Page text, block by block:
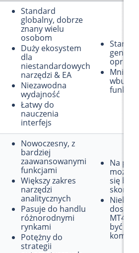
Standard
globalny, dobrze
znany wielu
osobom
Duży ekosystem
dla
niestandardowych
narzędzi & EA
Niezawodna
wydajność
Łatwy do
nauczenia
interfejs
Starsza
Mniej
funkcji
Nowoczesny, z
bardziej
zaawansowanymi
funkcjami
Większy zakres
narzędzi
analitycznych
Pasuje do handlu
różnorodnymi
rynkami
Potężny do
strategii
Na
może
się
MT4
być